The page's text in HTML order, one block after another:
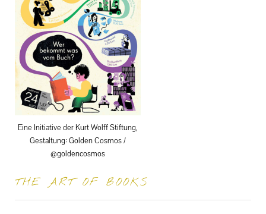
Eine Initiative der Kurt Wolff Stiftung,
Gestaltung: Golden Cosmos /
@goldencosmos
THE ART OF BOOKS